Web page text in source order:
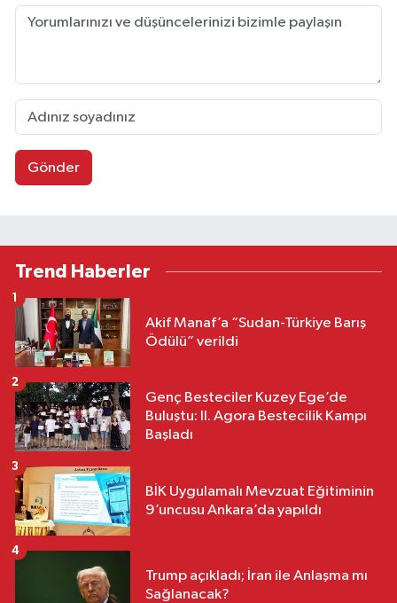
Gönder
Trend Haberler
Akif Manaf’a “Sudan-Türkiye Barış
Ödülü” verildi
1
Genç Besteciler Kuzey Ege’de
Buluştu: II. Agora Bestecilik Kampı
Başladı
2
BİK Uygulamalı Mevzuat Eğitiminin
9’uncusu Ankara’da yapıldı
3
Trump açıkladı; İran ile Anlaşma mı
Sağlanacak?
4